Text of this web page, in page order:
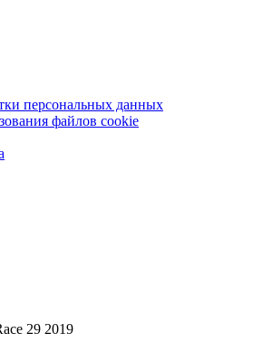
персональных данных
файлов cookie
29 2019